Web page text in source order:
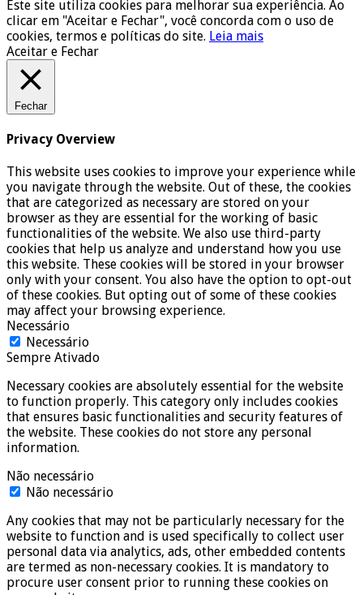
Este site utiliza cookies para melhorar sua experiência. Ao
clicar em "Aceitar e Fechar", você concorda com o uso de
cookies, termos e políticas do site. Leia mais
Aceitar e Fechar
Fechar
Privacy Overview
This website uses cookies to improve your experience while
you navigate through the website. Out of these, the cookies
that are categorized as necessary are stored on your
browser as they are essential for the working of basic
functionalities of the website. We also use third-party
cookies that help us analyze and understand how you use
this website. These cookies will be stored in your browser
only with your consent. You also have the option to opt-out
of these cookies. But opting out of some of these cookies
may affect your browsing experience.
Necessário
Necessário
Sempre Ativado
Necessary cookies are absolutely essential for the website
to function properly. This category only includes cookies
that ensures basic functionalities and security features of
the website. These cookies do not store any personal
information.
Não necessário
Não necessário
Any cookies that may not be particularly necessary for the
website to function and is used specifically to collect user
personal data via analytics, ads, other embedded contents
are termed as non-necessary cookies. It is mandatory to
procure user consent prior to running these cookies on